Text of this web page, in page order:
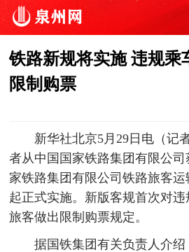
铁路新规将实施 违规乘
限制购票
新华社北京5月29日电（记
者从中国国家铁路集团有限公
家铁路集团有限公司铁路旅客运
起正式实施。新版客规首次对
旅客做出限制购票规定。
据国铁集团有关负责人介